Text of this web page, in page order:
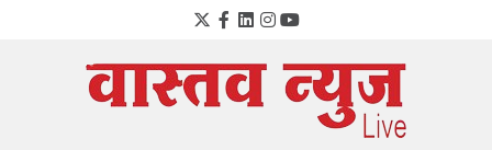
Twitter
Facebook
LinkedIn
Instagram
YouTube